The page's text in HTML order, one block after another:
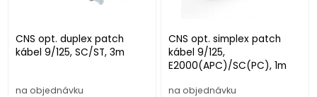
CNS opt. duplex patch
kábel 9/125, SC/ST, 3m
na objednávku
CNS opt. simplex patch
kábel 9/125,
E2000(APC)/SC(PC), 1m
na objednávku